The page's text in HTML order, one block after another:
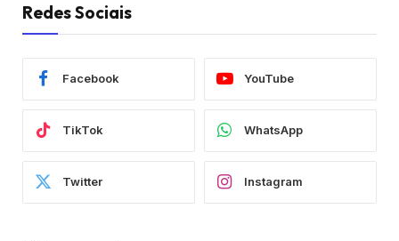
Redes Sociais
Facebook YouTube
TikTok WhatsApp
Twitter Instagram